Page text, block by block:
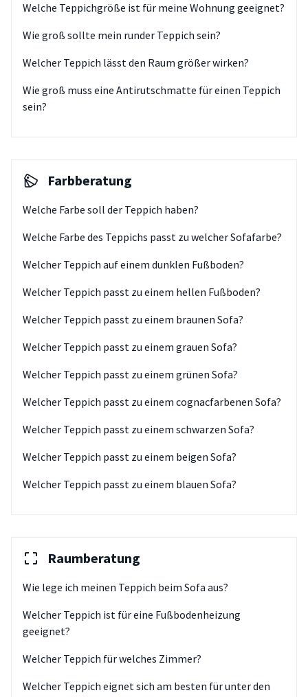
Welche Teppichgröße ist für meine Wohnung geeignet?
Wie groß sollte mein runder Teppich sein?
Welcher Teppich lässt den Raum größer wirken?
Wie groß muss eine Antirutschmatte für einen Teppich
sein?
Farbberatung
Welche Farbe soll der Teppich haben?
Welche Farbe des Teppichs passt zu welcher Sofafarbe?
Welcher Teppich auf einem dunklen Fußboden?
Welcher Teppich passt zu einem hellen Fußboden?
Welcher Teppich passt zu einem braunen Sofa?
Welcher Teppich passt zu einem grauen Sofa?
Welcher Teppich passt zu einem grünen Sofa?
Welcher Teppich passt zu einem cognacfarbenen Sofa?
Welcher Teppich passt zu einem schwarzen Sofa?
Welcher Teppich passt zu einem beigen Sofa?
Welcher Teppich passt zu einem blauen Sofa?
Raumberatung
Wie lege ich meinen Teppich beim Sofa aus?
Welcher Teppich ist für eine Fußbodenheizung
geeignet?
Welcher Teppich für welches Zimmer?
Welcher Teppich eignet sich am besten für unter den